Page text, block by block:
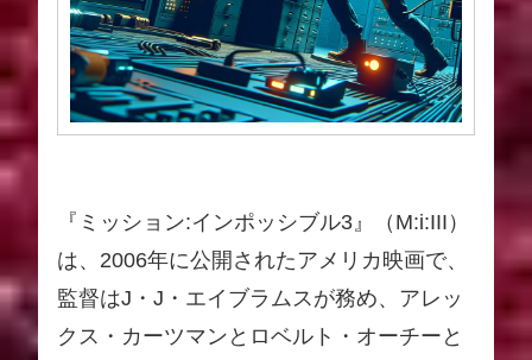
『ミッション:インポッシブル3』（M:i:III）
は、2006年に公開されたアメリカ映画で、
監督はJ・J・エイブラムスが務め、アレッ
クス・カーツマンとロベルト・オーチーと